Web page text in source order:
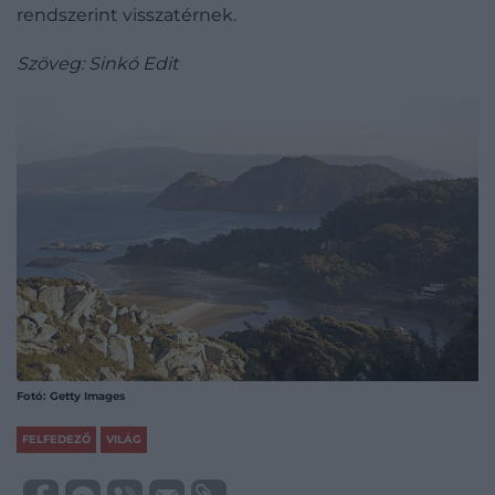
rendszerint visszatérnek.
Szöveg: Sinkó Edit
Fotó: Getty Images
FELFEDEZŐ VILÁG